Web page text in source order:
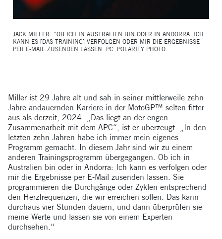
JACK MILLER: “OB ICH IN AUSTRALIEN BIN ODER IN ANDORRA: ICH
KANN ES [DAS TRAINING] VERFOLGEN ODER MIR DIE ERGEBNISSE
PER E-MAIL ZUSENDEN LASSEN. PC: POLARITY PHOTO
Miller ist 29 Jahre alt und sah in seiner mittlerweile zehn
Jahre andauernden Karriere in der MotoGP™ selten fitter
aus als derzeit, 2024. „Das liegt an der engen
Zusammenarbeit mit dem APC“, ist er überzeugt. „In den
letzten zehn Jahren habe ich immer mein eigenes
Programm gemacht. In diesem Jahr sind wir zu einem
anderen Trainingsprogramm übergegangen. Ob ich in
Australien bin oder in Andorra: Ich kann es verfolgen oder
mir die Ergebnisse per E-Mail zusenden lassen. Sie
programmieren die Durchgänge oder Zyklen entsprechend
den Herzfrequenzen, die wir erreichen sollen. Das kann
durchaus vier Stunden dauern, und dann überprüfen sie
meine Werte und lassen sie von einem Experten
durchsehen.“